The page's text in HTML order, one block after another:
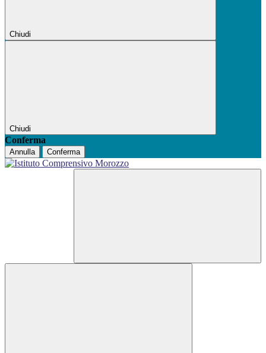
Chiudi
Chiudi
Conferma
Annulla Conferma